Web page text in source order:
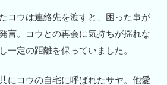
コウは連絡先を渡すと、困った事が
言。コウとの再会に気持ちが揺れな
一定の距離を保っていました。
にコウの自宅に呼ばれたサヤ。他愛